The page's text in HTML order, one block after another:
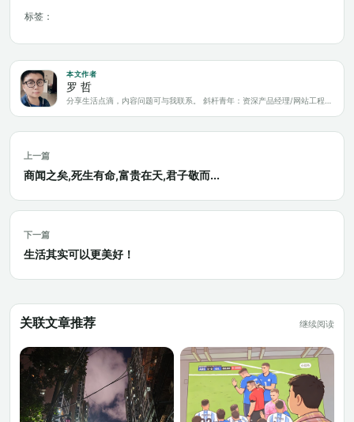
标签：
本文作者
罗 哲
上一篇
商闻之矣,死生有命,富贵在天,君子敬而...
下一篇
生活其实可以更美好！
关联文章推荐 继续阅读